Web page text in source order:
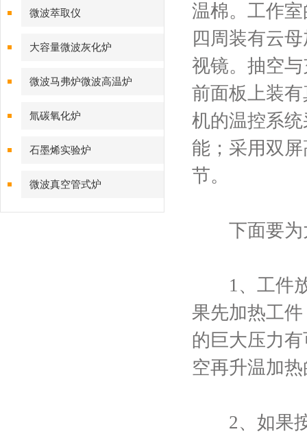
微波萃取仪
大容量微波灰化炉
微波马弗炉微波高温炉
氚碳氧化炉
石墨烯实验炉
微波真空管式炉
温棉。工作
四周装有云
视镜。抽空
前面板上装
机的温控系
能；采用双
节。
下面要为大
1、工件放
果先加热工
的巨大压力
空再升温加
2、如果按